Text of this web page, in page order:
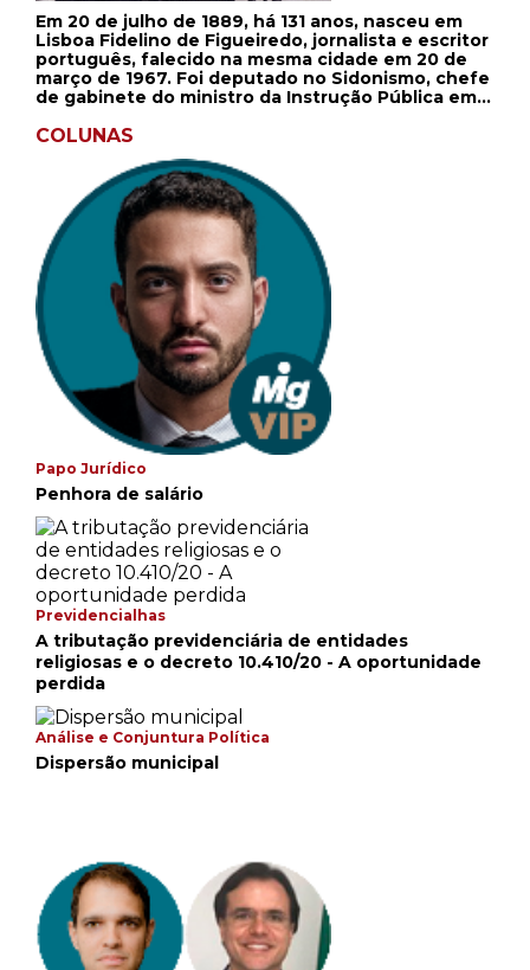
Em 20 de julho de 1889, há 131 anos, nasceu em
Lisboa Fidelino de Figueiredo, jornalista e escritor
português, falecido na mesma cidade em 20 de
março de 1967. Foi deputado no Sidonismo, chefe
de gabinete do ministro da Instrução Pública em
1918, cargo no qual seria reconduzido em 1927.
COLUNAS
Papo Jurídico
Penhora de salário
Previdencialhas
A tributação previdenciária de entidades
religiosas e o decreto 10.410/20 - A oportunidade
perdida
Análise e Conjuntura Política
Dispersão municipal